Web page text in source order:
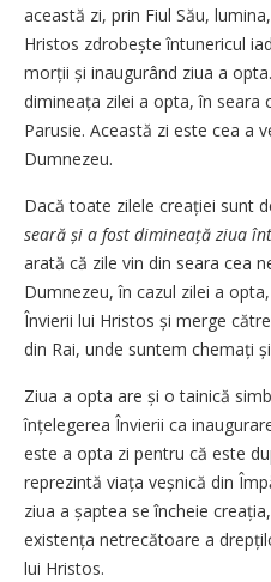
această zi, prin Fiul Său,
Hristos zdrobește întunericul
mor­ții și inaugurând ziua a
dimi­neața zilei a opta, în seara
Parusie. Această zi este cea a
Dumnezeu.
Dacă toate zilele creației sunt
seară și a fost dimineață ziua
arată că zile vin din seara cea
Dumnezeu, în cazul zilei a
Învierii lui Hristos și merge
din Rai, unde suntem chemați
Ziua a opta are și o tainică
înțelegerea Învierii ca
este a opta zi pentru că este
reprezintă viața veșnică din
ziua a șaptea se încheie
existența netrecătoare a
lui Hristos.